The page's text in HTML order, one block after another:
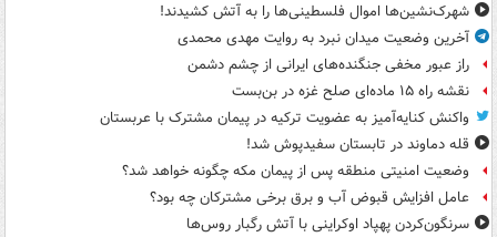
شهرک‌نشین‌ها اموال فلسطینی‌ها را به آتش کشیدند!
آخرین وضعیت میدان نبرد به روایت مهدی محمدی
راز عبور مخفی جنگنده‌های ایرانی از چشم دشمن
نقشه راه ۱۵ ماده‌ای صلح غزه در بن‌بست
واکنش کنایه‌آمیز به عضویت ترکیه در پیمان مشترک با عربستان
قله دماوند در تابستان سفیدپوش شد!
وضعیت امنیتی منطقه پس از پیمان مکه چگونه خواهد شد؟
عامل افزایش قبوض آب و برق برخی مشترکان چه بود؟
سرنگون‌کردن پهپاد اوکراینی با آتش رگبار روس‌ها